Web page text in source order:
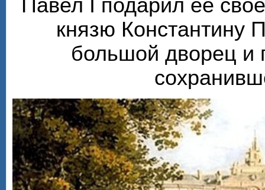
Павел I подарил её
князю Константину
большой дворец и